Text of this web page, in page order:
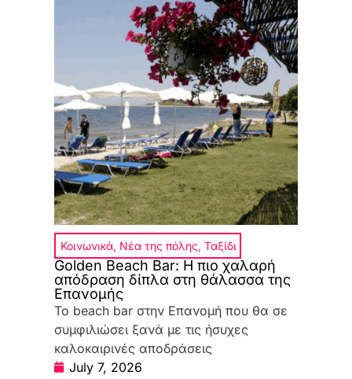
Κοινωνικά, Νέα της πόλης, Ταξίδι
Golden Beach Bar: Η πιο χαλαρή
απόδραση δίπλα στη θάλασσα της
Επανομής
Το beach bar στην Επανομή που θα σε
συμφιλιώσει ξανά με τις ήσυχες
καλοκαιρινές αποδράσεις
July 7, 2026